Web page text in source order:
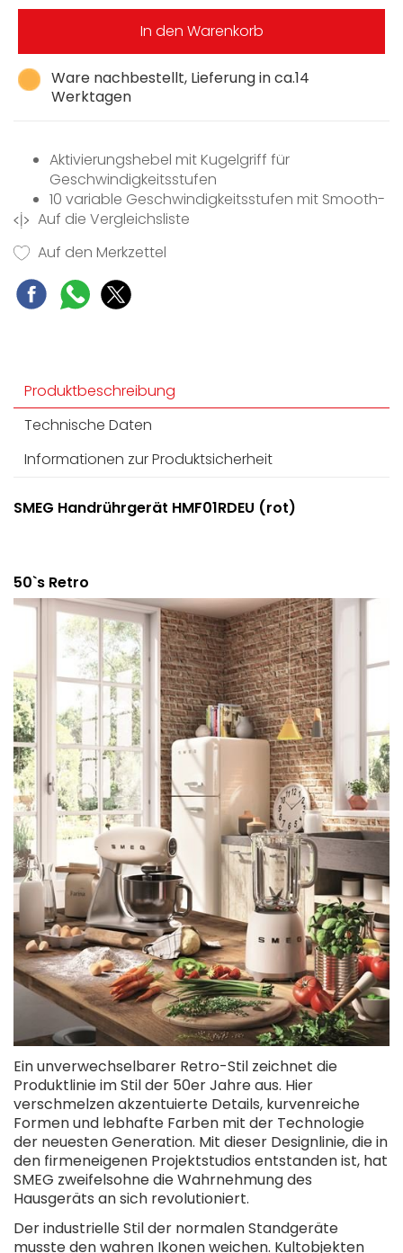
Ware nachbestellt, Lieferung in ca.14
Werktagen
In den Warenkorb
Aktivierungshebel mit Kugelgriff für
Geschwindigkeitsstufen
10 variable Geschwindigkeitsstufen mit Smooth-
Start-Funktion
Schneebesen
Knethaken
Spülmaschinengeeignet
Auf die Vergleichsliste
Auf den Merkzettel
Produktbeschreibung
Technische Daten
Informationen zur Produktsicherheit
SMEG Handrührgerät HMF01RDEU (rot)
50`s Retro
Ein unverwechselbarer Retro-Stil zeichnet die
Produktlinie im Stil der 50er Jahre aus. Hier
verschmelzen akzentuierte Details, kurvenreiche
Formen und lebhafte Farben mit der Technologie
der neuesten Generation. Mit dieser Designlinie, die in
den firmeneigenen Projektstudios entstanden ist, hat
SMEG zweifelsohne die Wahrnehmung des
Hausgeräts an sich revolutioniert.
Der industrielle Stil der normalen Standgeräte
musste den wahren Ikonen weichen. Kultobjekten